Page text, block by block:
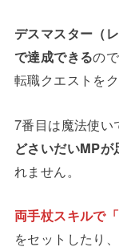
デスマスター（
で達成できるの
転職クエストを
7番目は魔法使い
どさいだいMPが
れません。
両手杖スキルで
をセットしたり